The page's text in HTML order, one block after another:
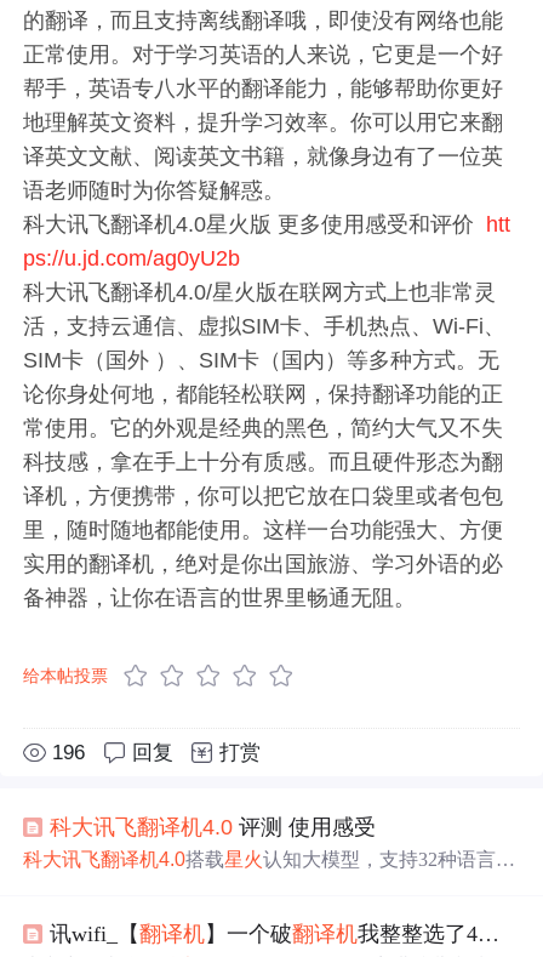
的翻译，而且支持离线翻译哦，即使没有网络也能
正常使用。对于学习英语的人来说，它更是一个好
帮手，英语专八水平的翻译能力，能够帮助你更好
地理解英文资料，提升学习效率。你可以用它来翻
译英文文献、阅读英文书籍，就像身边有了一位英
语老师随时为你答疑解惑。
科大讯飞翻译机4.0星火版 更多使用感受和评价 htt
ps://u.jd.com/ag0yU2b
科大讯飞翻译机4.0/星火版在联网方式上也非常灵
活，支持云通信、虚拟SIM卡、手机热点、Wi-Fi、
SIM卡（国外 ）、SIM卡（国内）等多种方式。无
论你身处何地，都能轻松联网，保持翻译功能的正
常使用。它的外观是经典的黑色，简约大气又不失
科技感，拿在手上十分有质感。而且硬件形态为翻
译机，方便携带，你可以把它放在口袋里或者包包
里，随时随地都能使用。这样一台功能强大、方便
实用的翻译机，绝对是你出国旅游、学习外语的必
备神器，让你在语言的世界里畅通无阻。
给本帖投票
196 回复 打赏
科大讯飞翻译机4.0 评测 使用感受
科大讯飞翻译机4.0搭载星火认知大模型，支持32种语言拍
强，内置AI教练帮助提升口语水平。
讯wifi_【翻译机】一个破翻译机我整整选了4天——有道翻译器、搜狗